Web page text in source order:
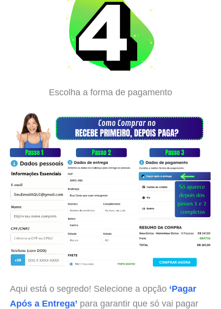
Escolha a forma de pagamento
Aqui está o segredo! Selecione a opção ‘Pagar
Após a Entrega’ para garantir que só vai pagar